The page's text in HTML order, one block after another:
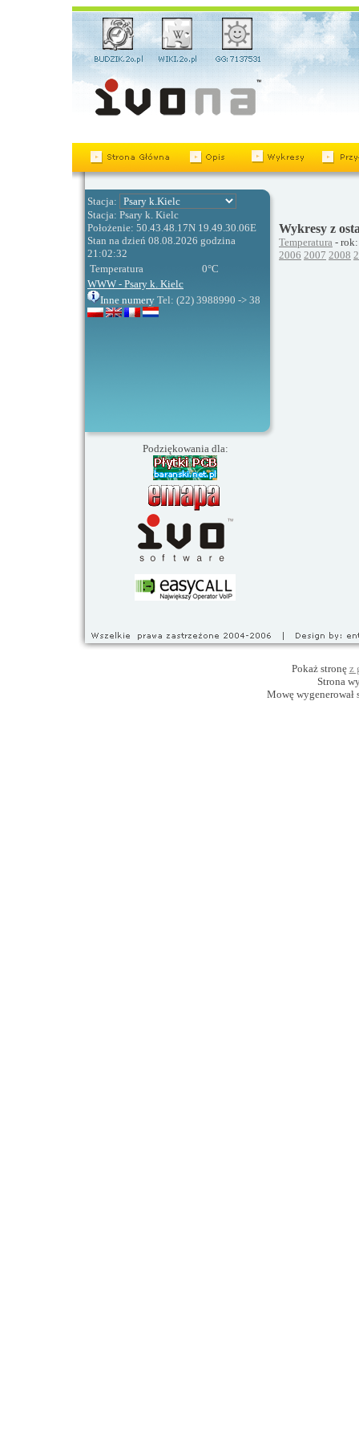
Stacja:
Stacja: Psary k. Kielc
Położenie: 50.43.48.17N 19.49.30.06E
Stan na dzień 08.08.2026 godzina
21:02:32
Temperatura
0°C
WWW - Psary k. Kielc
Inne numery Tel: (22) 3988990 -> 38
Podziękowania dla:
Wykresy z
Temperatura - rok:
2006 2007 2008
Pokaż stronę z
Strona
Mowę